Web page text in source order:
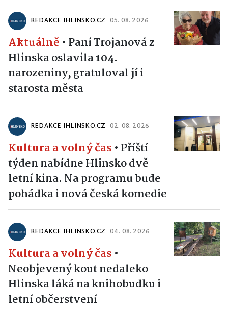
REDAKCE IHLINSKO.CZ 05. 08. 2026
Aktuálně • Paní Trojanová z
Hlinska oslavila 104.
narozeniny, gratuloval jí i
starosta města
REDAKCE IHLINSKO.CZ 02. 08. 2026
Kultura a volný čas • Příští
týden nabídne Hlinsko dvě
letní kina. Na programu bude
pohádka i nová česká komedie
REDAKCE IHLINSKO.CZ 04. 08. 2026
Kultura a volný čas •
Neobjevený kout nedaleko
Hlinska láká na knihobudku i
letní občerstvení